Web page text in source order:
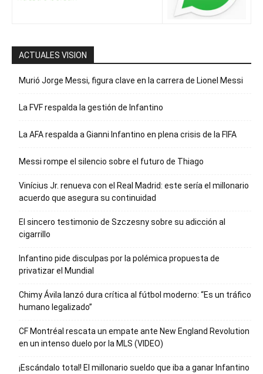
ACTUALES VISION
Murió Jorge Messi, figura clave en la carrera de Lionel Messi
La FVF respalda la gestión de Infantino
La AFA respalda a Gianni Infantino en plena crisis de la FIFA
Messi rompe el silencio sobre el futuro de Thiago
Vinícius Jr. renueva con el Real Madrid: este sería el millonario
acuerdo que asegura su continuidad
El sincero testimonio de Szczesny sobre su adicción al
cigarrillo
Infantino pide disculpas por la polémica propuesta de
privatizar el Mundial
Chimy Ávila lanzó dura crítica al fútbol moderno: “Es un tráfico
humano legalizado”
CF Montréal rescata un empate ante New England Revolution
en un intenso duelo por la MLS (VIDEO)
¡Escándalo total! El millonario sueldo que iba a ganar Infantino